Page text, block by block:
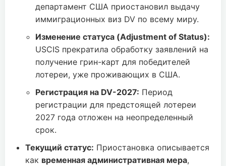
департамент США приостановил выдачу
иммиграционных виз DV по всему миру.
Изменение статуса (Adjustment of Status):
USCIS прекратила обработку заявлений на
получение грин-карт для победителей
лотереи, уже проживающих в США.
Регистрация на DV-2027: Период
регистрации для предстоящей лотереи
2027 года отложен на неопределенный
срок.
Текущий статус: Приостановка описывается
как временная административная мера,